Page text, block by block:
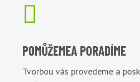

POMŮŽEMEA PORADÍME
Tvorbou vás provedeme a